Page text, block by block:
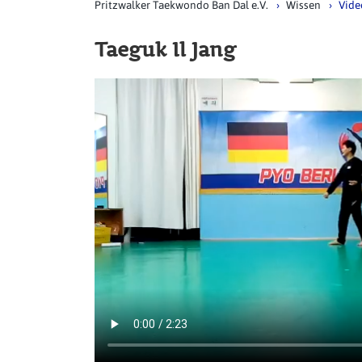
Pritzwalker Taekwondo Ban Dal e.V. Wissen
Taeguk Il Jang